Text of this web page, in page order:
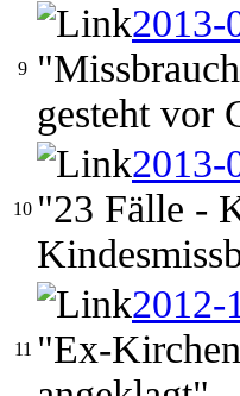
9
2013-
gesteht vor
10
2013-
"23 Fälle -
11
2012-
"Ex-